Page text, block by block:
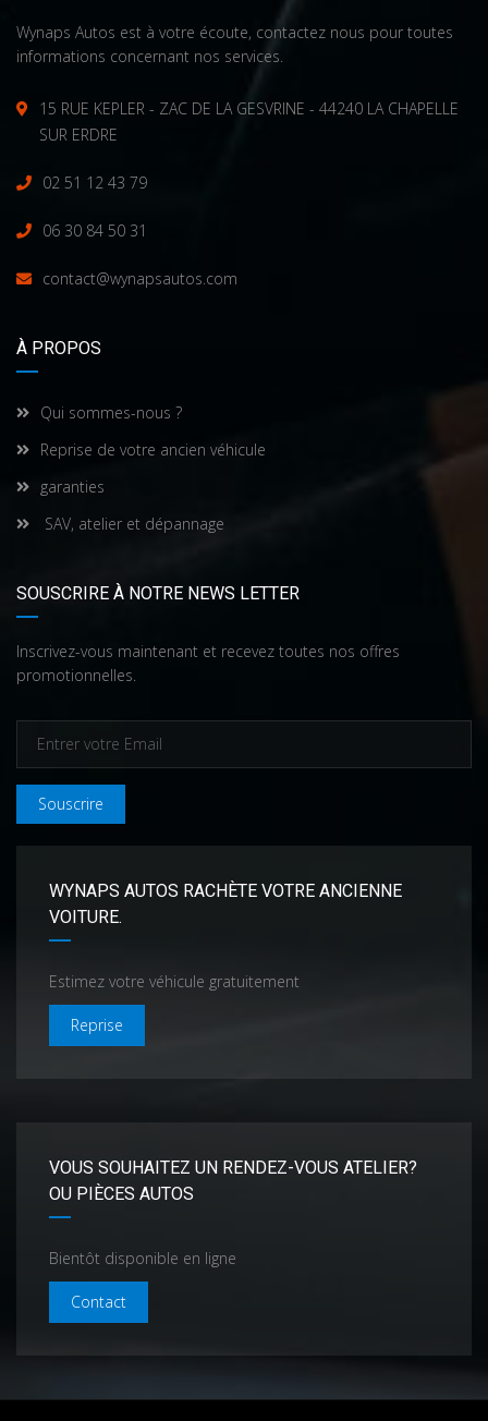
Wynaps Autos est à votre écoute, contactez nous pour toutes
informations concernant nos services.
15 RUE KEPLER - ZAC DE LA GESVRINE - 44240 LA CHAPELLE
SUR ERDRE
02 51 12 43 79
06 30 84 50 31
contact@wynapsautos.com
À PROPOS
Qui sommes-nous ?
Reprise de votre ancien véhicule
garanties
SAV, atelier et dépannage
SOUSCRIRE À NOTRE NEWS LETTER
Inscrivez-vous maintenant et recevez toutes nos offres
promotionnelles.
Souscrire
WYNAPS AUTOS RACHÈTE VOTRE ANCIENNE
VOITURE.
Estimez votre véhicule gratuitement
Reprise
VOUS SOUHAITEZ UN RENDEZ-VOUS ATELIER?
OU PIÈCES AUTOS
Bientôt disponible en ligne
Contact